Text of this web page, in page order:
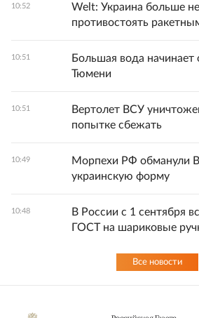
10:52
Welt: Украина больше
противостоять
10:51
Большая вода начинает
Тюмени
10:51
Вертолет ВСУ
попытке сбежать
10:49
Морпехи РФ обманули
украинскую форму
10:48
В России с 1 сентября
ГОСТ на шариковые
Все новости